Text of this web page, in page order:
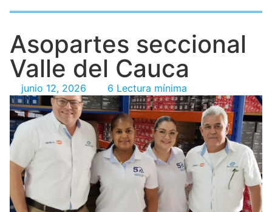
Asopartes seccional
Valle del Cauca
junio 12, 2026 6 Lectura mínima